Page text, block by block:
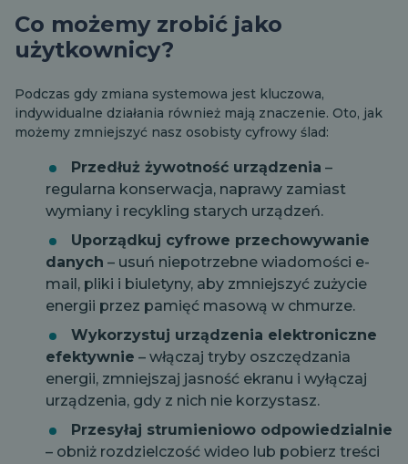
Co możemy zrobić jako
użytkownicy?
Podczas gdy zmiana systemowa jest kluczowa,
indywidualne działania również mają znaczenie. Oto, jak
możemy zmniejszyć nasz osobisty cyfrowy ślad:
Przedłuż żywotność urządzenia –
regularna konserwacja, naprawy zamiast
wymiany i recykling starych urządzeń.
Uporządkuj cyfrowe przechowywanie
danych – usuń niepotrzebne wiadomości e-
mail, pliki i biuletyny, aby zmniejszyć zużycie
energii przez pamięć masową w chmurze.
Wykorzystuj urządzenia elektroniczne
efektywnie – włączaj tryby oszczędzania
energii, zmniejszaj jasność ekranu i wyłączaj
urządzenia, gdy z nich nie korzystasz.
Przesyłaj strumieniowo odpowiedzialnie
– obniż rozdzielczość wideo lub pobierz treści